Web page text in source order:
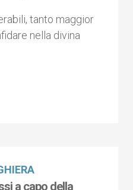
tanto maggior
nella divina
a capo della